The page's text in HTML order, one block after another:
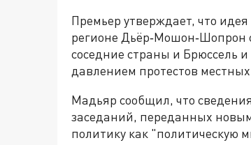
Премьер утверждает, что
регионе Дьёр‑Мошон‑Шопрон
соседние страны и Брюссель
давлением протестов
Мадьяр сообщил, что
заседаний, переданных
политику как "политическую